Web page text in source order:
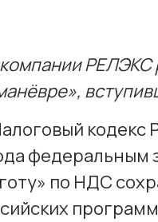
РЕЛЭКС
кодекс
федеральным
по НДС